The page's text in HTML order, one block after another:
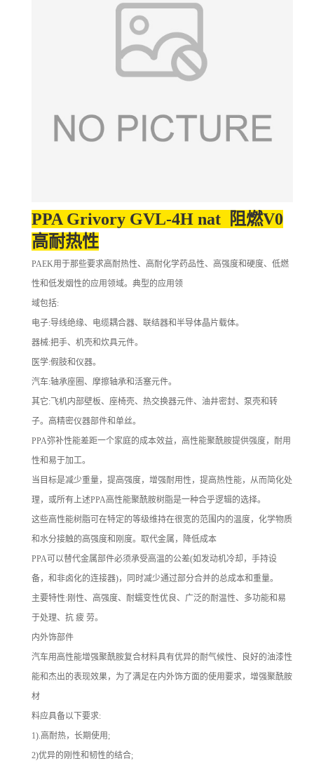
PPA Grivory GVL-4H nat 阻燃V0
高耐热性
PAEK用于那些要求高耐热性、高耐化学药品性、高强度和硬度、低燃
性和低发烟性的应用领域。典型的应用领
域包括:
电子:导线绝缘、电缆耦合器、联结器和半导体晶片载体。
器械:把手、机壳和炊具元件。
医学:假肢和仪器。
汽车:轴承座圈、摩擦轴承和活塞元件。
其它:飞机内部壁板、座椅壳、热交换器元件、油井密封、泵壳和转
子。高精密仪器部件和单丝。
PPA弥补性能差距一个家庭的成本效益，高性能聚酰胺提供强度，耐用
性和易于加工。
当目标是减少重量，提高强度，增强耐用性，提高热性能，从而简化处
理，或所有上述PPA高性能聚酰胺树脂是一种合乎逻辑的选择。
这些高性能树脂可在特定的等级维持在很宽的范围内的温度，化学物质
和水分接触的高强度和刚度。取代金属，降低成本
PPA可以替代金属部件必须承受高温的公差(如发动机冷却，手持设
备，和非卤化的连接器)，同时减少通过部分合并的总成本和重量。
主要特性:刚性、高强度、耐蠕变性优良、广泛的耐温性、多功能和易
于处理、抗 疲 劳。
内外饰部件
汽车用高性能增强聚酰胺复合材料具有优异的耐气候性、良好的油漆性
能和杰出的表现效果，为了满足在内外饰方面的使用要求，增强聚酰胺
材
料应具备以下要求:
1).高耐热，长期使用;
2)优异的刚性和韧性的结合;